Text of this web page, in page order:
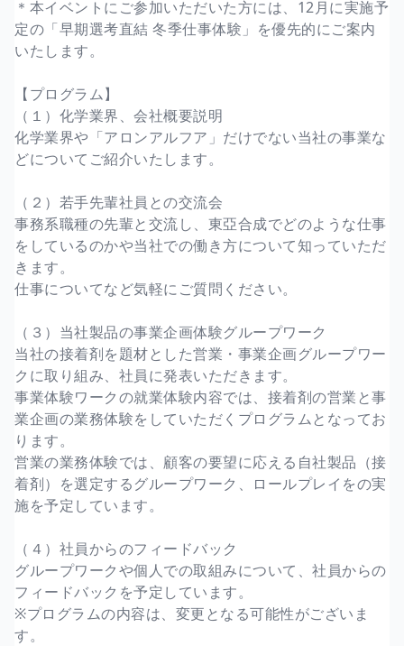
＊本イベントにご参加いただいた方には、12月に実施予
定の「早期選考直結 冬季仕事体験」を優先的にご案内
いたします。
【プログラム】
（１）化学業界、会社概要説明
化学業界や「アロンアルフア」だけでない当社の事業な
どについてご紹介いたします。
（２）若手先輩社員との交流会
事務系職種の先輩と交流し、東亞合成でどのような仕事
をしているのかや当社での働き方について知っていただ
きます。
仕事についてなど気軽にご質問ください。
（３）当社製品の事業企画体験グループワーク
当社の接着剤を題材とした営業・事業企画グループワー
クに取り組み、社員に発表いただきます。
事業体験ワークの就業体験内容では、接着剤の営業と事
業企画の業務体験をしていただくプログラムとなってお
ります。
営業の業務体験では、顧客の要望に応える自社製品（接
着剤）を選定するグループワーク、ロールプレイをの実
施を予定しています。
（４）社員からのフィードバック
グループワークや個人での取組みについて、社員からの
フィードバックを予定しています。
※プログラムの内容は、変更となる可能性がございま
す。